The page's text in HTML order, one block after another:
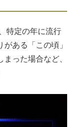
特定の年に流行
ある「この頃」
った場合など、